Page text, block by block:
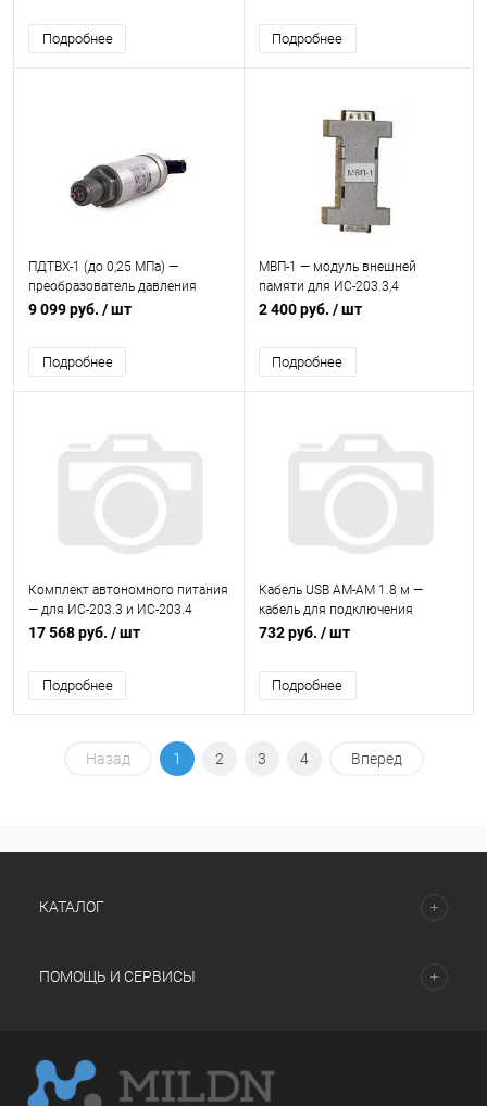
Подробнее Подробнее
ПДТВХ-1 (до 0,25 МПа) —
преобразователь давления
9 099 руб. / шт
Подробнее
МВП-1 — модуль внешней
памяти для ИС-203.3,4
2 400 руб. / шт
Подробнее
Комплект автономного питания
— для ИС-203.3 и ИС-203.4
17 568 руб. / шт
Подробнее
Кабель USB AM-AM 1.8 м —
кабель для подключения
прибора к ПК (для ИС-203.1.0,
732 руб. / шт
Подробнее
Назад 1 2 3 4 Вперед
КАТАЛОГ
ПОМОЩЬ И СЕРВИСЫ